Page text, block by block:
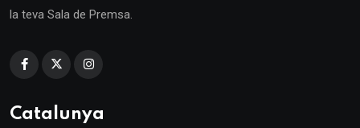
la teva Sala de Premsa.
Catalunya